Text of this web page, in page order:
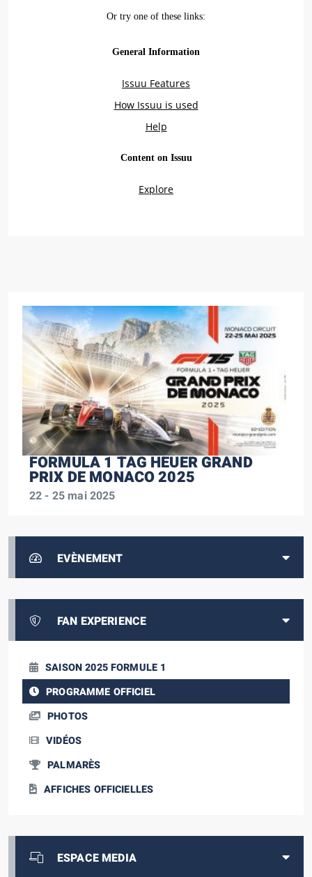
FORMULA 1 TAG HEUER GRAND
PRIX DE MONACO 2025
22 - 25 mai 2025
EVÈNEMENT
FAN EXPERIENCE
SAISON 2025 FORMULE 1
PROGRAMME OFFICIEL
PHOTOS
VIDÉOS
PALMARÈS
AFFICHES OFFICIELLES
ESPACE MEDIA